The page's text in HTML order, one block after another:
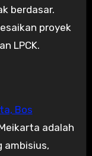
berdasar.
proyek
LPCK.
Bos
adalah
ambisius,